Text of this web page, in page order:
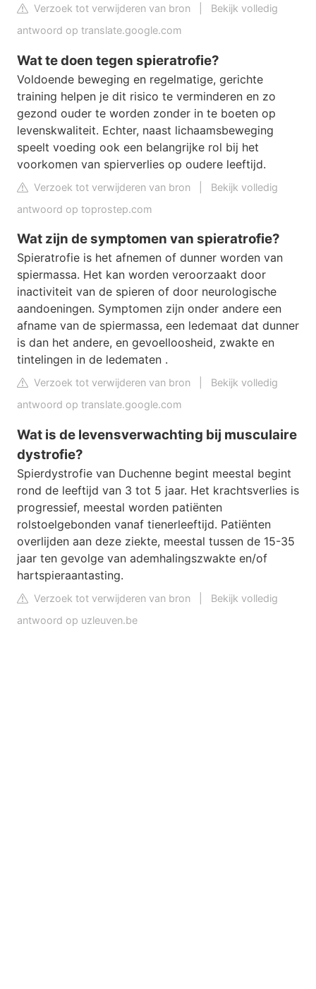
Verzoek tot verwijderen van bron
Bekijk volledig
antwoord op translate.google.com
Wat te doen tegen spieratrofie?
Voldoende beweging en regelmatige, gerichte
training helpen je dit risico te verminderen en zo
gezond ouder te worden zonder in te boeten op
levenskwaliteit. Echter, naast lichaamsbeweging
speelt voeding ook een belangrijke rol bij het
voorkomen van spierverlies op oudere leeftijd.
Verzoek tot verwijderen van bron
Bekijk volledig
antwoord op toprostep.com
Wat zijn de symptomen van spieratrofie?
Spieratrofie is het afnemen of dunner worden van
spiermassa. Het kan worden veroorzaakt door
inactiviteit van de spieren of door neurologische
aandoeningen. Symptomen zijn onder andere een
afname van de spiermassa, een ledemaat dat dunner
is dan het andere, en gevoelloosheid, zwakte en
tintelingen in de ledematen .
Verzoek tot verwijderen van bron
Bekijk volledig
antwoord op translate.google.com
Wat is de levensverwachting bij musculaire
dystrofie?
Spierdystrofie van Duchenne begint meestal begint
rond de leeftijd van 3 tot 5 jaar. Het krachtsverlies is
progressief, meestal worden patiënten
rolstoelgebonden vanaf tienerleeftijd. Patiënten
overlijden aan deze ziekte, meestal tussen de 15-35
jaar ten gevolge van ademhalingszwakte en/of
hartspieraantasting.
Verzoek tot verwijderen van bron
Bekijk volledig
antwoord op uzleuven.be